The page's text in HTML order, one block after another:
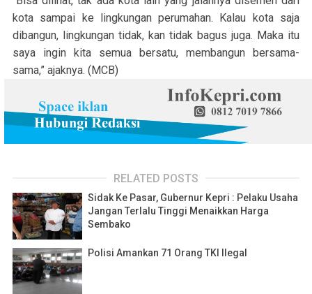
kota sampai ke lingkungan perumahan. Kalau kota saja
dibangun, lingkungan tidak, kan tidak bagus juga. Maka itu
saya ingin kita semua bersatu, membangun bersama-
sama,” ajaknya. (MCB)
RELATED POSTS
Sidak Ke Pasar, Gubernur Kepri : Pelaku Usaha
Jangan Terlalu Tinggi Menaikkan Harga
Sembako
Polisi Amankan 71 Orang TKI Ilegal